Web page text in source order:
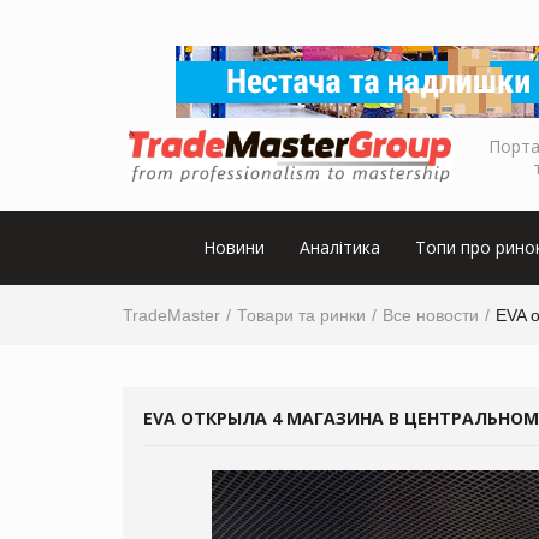
Новини Аналітика Топи про
TradeMaster Товари та ринки Все новости EVA
EVA ОТКРЫЛА 4 МАГАЗИНА В